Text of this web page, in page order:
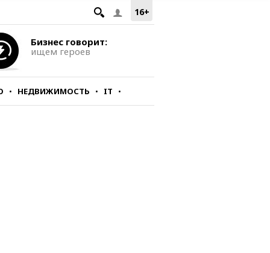
16+
Бизнес говорит:
ищем героев
НЕДВИЖИМОСТЬ IT